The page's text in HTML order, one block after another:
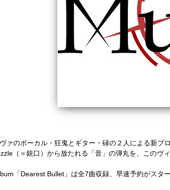
ァのボーカル・狂鬼とギター・碌の２人による新プ
（＝銃口）から放たれる「音」の弾丸を、このヴ
「Dearest Bullet」は全7曲収録、早速予約がスタ